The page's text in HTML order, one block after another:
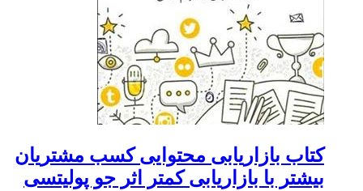
کتاب بازاریابی محتوایی کسب مشتریان
بیشتر با بازاریابی کمتر اثر جو پولیتسی